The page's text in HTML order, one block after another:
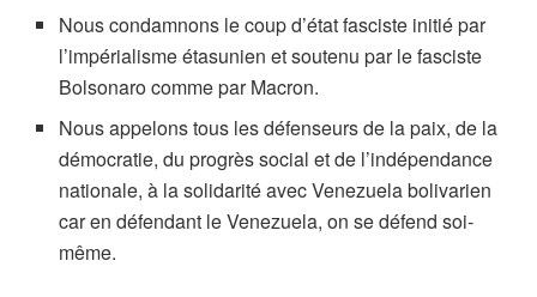
Nous condamnons le coup d’état fasciste initié par
l’impérialisme étasunien et soutenu par le fasciste
Bolsonaro comme par Macron.
Nous appelons tous les défenseurs de la paix, de la
démocratie, du progrès social et de l’indépendance
nationale, à la solidarité avec Venezuela bolivarien
car en défendant le Venezuela, on se défend soi-
même.